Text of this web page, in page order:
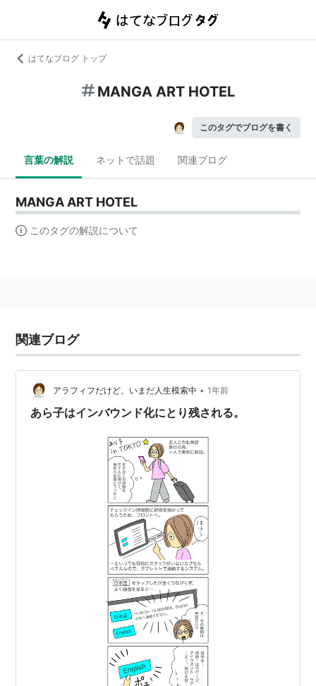
はてなブログ トップ
MANGA ART HOTEL
このタグでブログを書く
言葉の解説 ネットで話題 関連ブログ
MANGA ART HOTEL
このタグの解説について
関連ブログ
アラフィフだけど、いまだ人生模索中 • 1年前
あら子はインバウンド化にとり残される。